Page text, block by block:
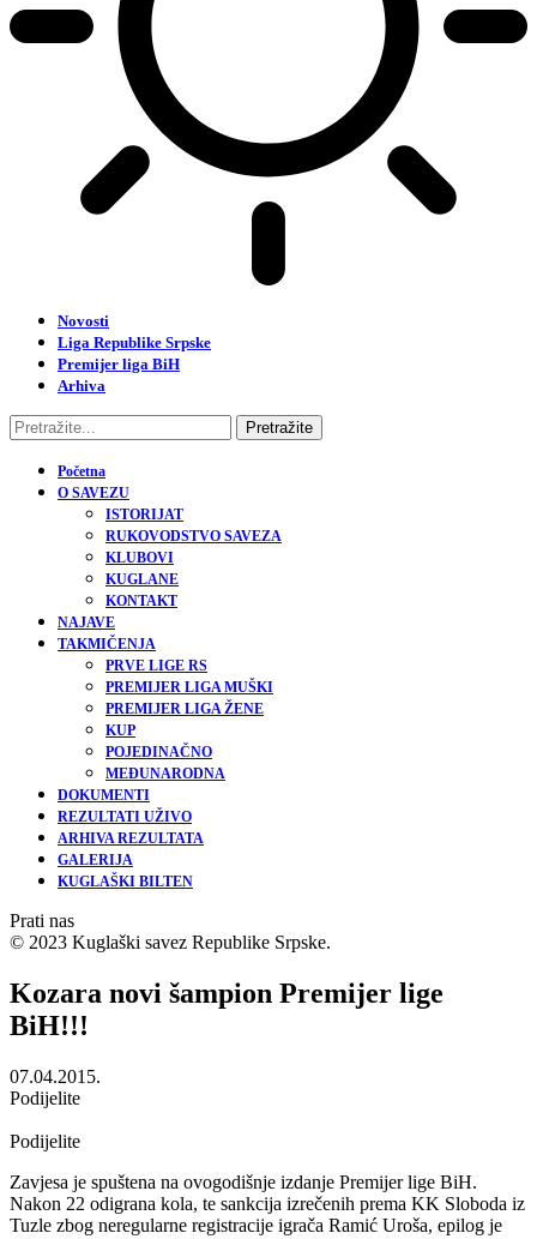
Novosti
Liga Republike Srpske
Premijer liga BiH
Arhiva
Početna
O SAVEZU
ISTORIJAT
RUKOVODSTVO SAVEZA
KLUBOVI
KUGLANE
KONTAKT
NAJAVE
TAKMIČENJA
PRVE LIGE RS
PREMIJER LIGA MUŠKI
PREMIJER LIGA ŽENE
KUP
POJEDINAČNO
MEĐUNARODNA
DOKUMENTI
REZULTATI UŽIVO
ARHIVA REZULTATA
GALERIJA
KUGLAŠKI BILTEN
Prati nas
© 2023 Kuglaški savez Republike Srpske.
Kozara novi šampion Premijer lige
BiH!!!
07.04.2015.
Podijelite
Podijelite
Zavjesa je spuštena na ovogodišnje izdanje Premijer lige BiH.
Nakon 22 odigrana kola, te sankcija izrečenih prema KK Sloboda iz
Tuzle zbog neregularne registracije igrača Ramić Uroša, epilog je